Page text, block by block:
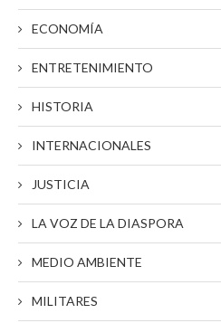
ECONOMÍA
ENTRETENIMIENTO
HISTORIA
INTERNACIONALES
JUSTICIA
LA VOZ DE LA DIASPORA
MEDIO AMBIENTE
MILITARES